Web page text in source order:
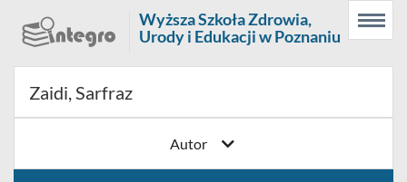
Menu
główne
Wyszukiwarka
Treść
główna
Menu
Prolib
Integro
strona
Wyższa Szkoła Zdrowia,
Urody i Edukacji w Poznaniu
Autor